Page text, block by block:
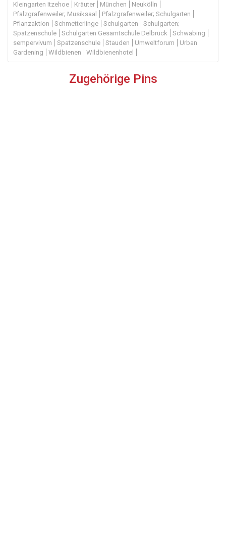
Kleingarten Itzehoe
Kräuter München
Neukölln
Pfalzgrafenweiler; Musiksaal
Pfalzgrafenweiler; Schulgarten
Pflanzaktion
Schmetterlinge Schulgarten
Schulgarten;
Spatzenschule
Schulgarten Gesamtschule Delbrück
Schwabing
sempervivum
Spatzenschule Stauden Umweltforum
Urban
Gardening
Wildbienen Wildbienenhotel
Zugehörige Pins